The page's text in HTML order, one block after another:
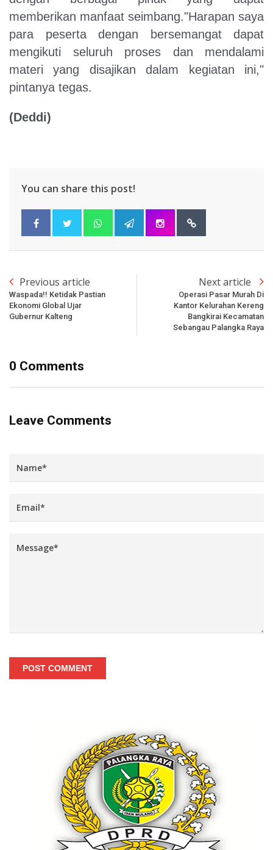
memberikan manfaat seimbang."Harapan saya
para peserta dengan bersemangat dapat
mengikuti seluruh proses dan mendalami
materi yang disajikan dalam kegiatan ini,"
pintanya tegas.
(Deddi)
You can share this post!
Previous article
Waspada!! Ketidak Pastian
Ekonomi Global Ujar
Gubernur Kalteng
Next article
Operasi Pasar Murah Di
Kantor Kelurahan Kereng
Bangkirai Kecamatan
Sebangau Palangka Raya
0 Comments
Leave Comments
POST COMMENT